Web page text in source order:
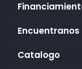
Encuentranos
Catalogo